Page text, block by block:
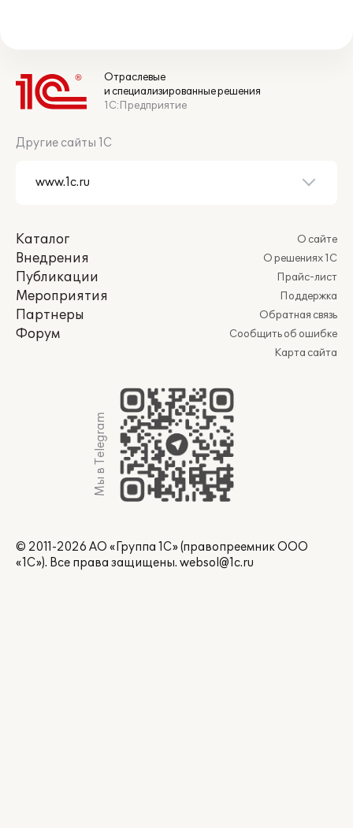
Отраслевые
и специализированные решения
1С:Предприятие
Другие сайты 1С
Каталог
Внедрения
Публикации
Мероприятия
Партнеры
Форум
О сайте
О решениях 1С
Прайс-лист
Поддержка
Обратная связь
Сообщить об ошибке
Карта сайта
Мы в Telegram
© 2011-2026 АО «Группа 1С» (правопреемник ООО
«1С»). Все права защищены. websol@1c.ru